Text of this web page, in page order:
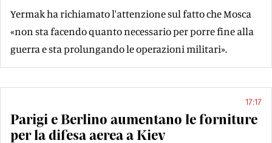
Yermak ha richiamato l'attenzione sul fatto che Mosca
«non sta facendo quanto necessario per porre fine alla
guerra e sta prolungando le operazioni militari».
17:17
Parigi e Berlino aumentano le forniture
per la difesa aerea a Kiev